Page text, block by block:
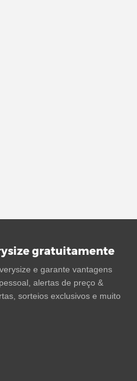
gratuitamente
e garante vantagens
alertas de preço &
sorteios exclusivos e muito